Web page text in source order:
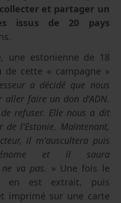
et partager un
issus de 20 pays
une estonienne de 18
de cette « campagne »
a décidé que nous
aller faire un don d'ADN.
refuser. Elle nous a dit
l'Estonie. Maintenant,
il m'auscultera puis
et il saura
va pas. » Une fois le
en est extrait, puis
imprimé sur une carte